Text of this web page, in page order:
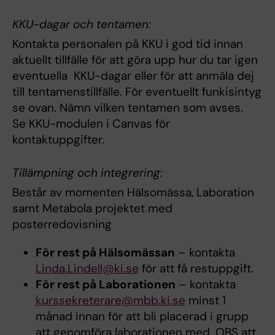
KKU-dagar och tentamen:
Kontakta personalen på KKU i god tid innan
aktuellt tillfälle för att göra upp hur du tar igen
eventuella KKU-dagar eller för att anmäla dej
till tentamenstillfälle. För eventuellt funkisintyg
se ovan. Nämn vilken tentamen som avses.
Se KKU-modulen i Canvas för
kontaktuppgifter.
Tillämpning och integrering:
Består av momenten Hälsomässa, Laboration
samt Metabola projektet med
posterredovisning
För rest på Hälsomässan – kontakta
Linda.Lindell@ki.se för att få restuppgift.
För rest på Laborationen – kontakta
kurssekreterare@mbb.ki.se minst 1
månad innan för att bli placerad i grupp